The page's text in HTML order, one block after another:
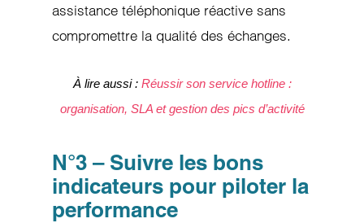
assistance téléphonique réactive sans
compromettre la qualité des échanges.
À lire aussi : Réussir son service hotline :
organisation, SLA et gestion des pics d’activité
N°3 – Suivre les bons
indicateurs pour piloter la
performance